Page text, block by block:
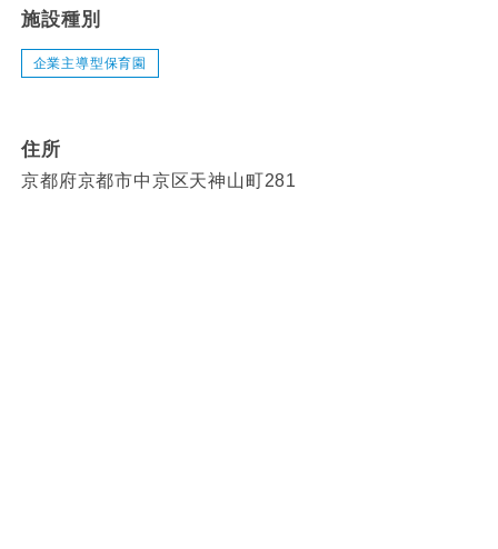
施設種別
企業主導型保育園
住所
京都府京都市中京区天神山町281